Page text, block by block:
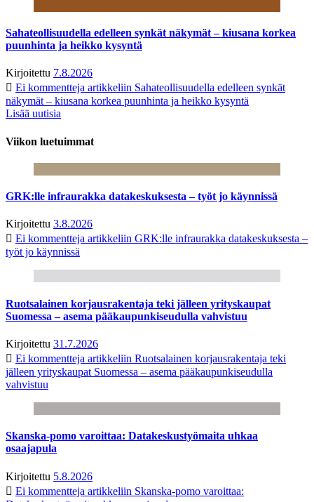
Sahateollisuudella edelleen synkät näkymät – kiusana korkea
puunhinta ja heikko kysyntä
Kirjoitettu 7.8.2026
Ei kommentteja artikkeliin Sahateollisuudella edelleen synkät
näkymät – kiusana korkea puunhinta ja heikko kysyntä
Lisää uutisia
Viikon luetuimmat
GRK:lle infraurakka datakeskuksesta – työt jo käynnissä
Kirjoitettu 3.8.2026
Ei kommentteja artikkeliin GRK:lle infraurakka datakeskuksesta –
työt jo käynnissä
Ruotsalainen korjausrakentaja teki jälleen yrityskaupat
Suomessa – asema pääkaupunkiseudulla vahvistuu
Kirjoitettu 31.7.2026
Ei kommentteja artikkeliin Ruotsalainen korjausrakentaja teki
jälleen yrityskaupat Suomessa – asema pääkaupunkiseudulla
vahvistuu
Skanska-pomo varoittaa: Datakeskustyömaita uhkaa
osaajapula
Kirjoitettu 5.8.2026
Ei kommentteja artikkeliin Skanska-pomo varoittaa: